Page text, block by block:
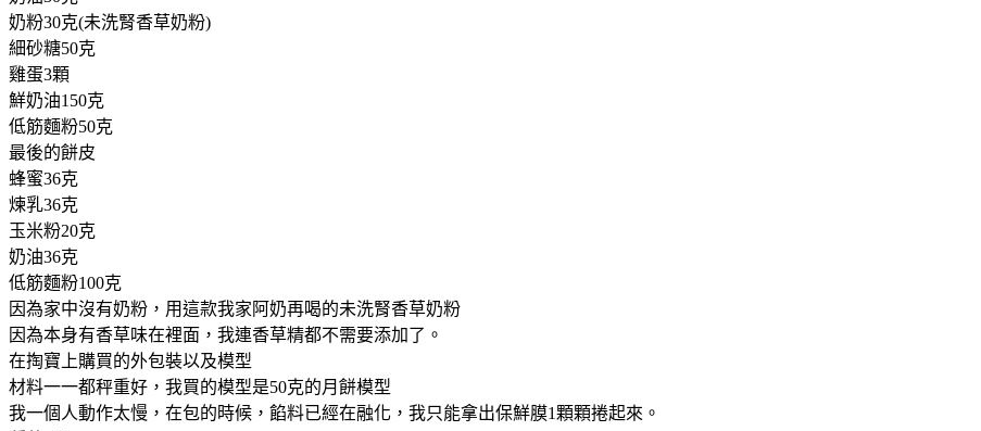
奶粉30克(未洗腎香草奶粉)
細砂糖50克
雞蛋3顆
鮮奶油150克
低筋麵粉50克
最後的餅皮
蜂蜜36克
煉乳36克
玉米粉20克
奶油36克
低筋麵粉100克
因為家中沒有奶粉，用這款我家阿奶再喝的未洗腎香草奶粉
因為本身有香草味在裡面，我連香草精都不需要添加了。
在掏寶上購買的外包裝以及模型
材料一一都秤重好，我買的模型是50克的月餅模型
我一個人動作太慢，在包的時候，餡料已經在融化，我只能拿出保鮮膜1顆顆捲起來。